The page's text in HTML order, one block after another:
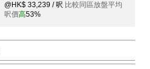
@HK$ 33,239 / 呎 比較同區放盤平均
呎價高53%